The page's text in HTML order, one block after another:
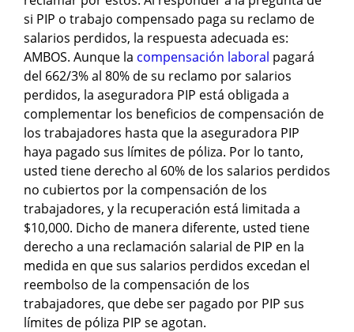
si PIP o trabajo compensado paga su reclamo de
salarios perdidos, la respuesta adecuada es:
AMBOS. Aunque la compensación laboral pagará
del 662/3% al 80% de su reclamo por salarios
perdidos, la aseguradora PIP está obligada a
complementar los beneficios de compensación de
los trabajadores hasta que la aseguradora PIP
haya pagado sus límites de póliza. Por lo tanto,
usted tiene derecho al 60% de los salarios perdidos
no cubiertos por la compensación de los
trabajadores, y la recuperación está limitada a
$10,000. Dicho de manera diferente, usted tiene
derecho a una reclamación salarial de PIP en la
medida en que sus salarios perdidos excedan el
reembolso de la compensación de los
trabajadores, que debe ser pagado por PIP sus
límites de póliza PIP se agotan.